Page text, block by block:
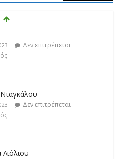
Δεν επιτρέπεται
Λιόλιου
Δεν επιτρέπεται